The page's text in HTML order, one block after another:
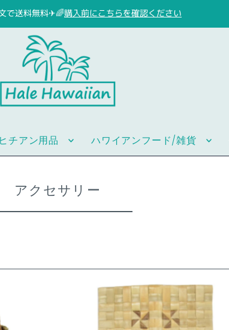
で送料無料✈🌈購入前にこちらを確認ください
チアン用品 ハワイアンフード/雑貨
アクセサリー